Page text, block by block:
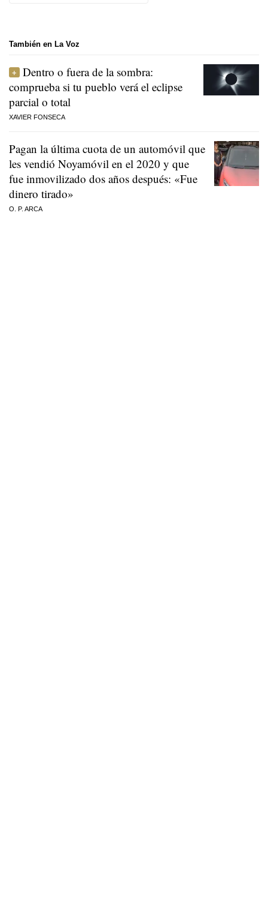
También en La Voz
Dentro o fuera de la sombra:
comprueba si tu pueblo verá el eclipse
parcial o total
XAVIER FONSECA
Pagan la última cuota de un automóvil que
les vendió Noyamóvil en el 2020 y que
fue inmovilizado dos años después: «Fue
dinero tirado»
O. P. ARCA